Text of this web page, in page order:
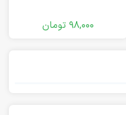
98,000 تومان